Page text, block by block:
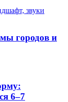
городов и
6–7